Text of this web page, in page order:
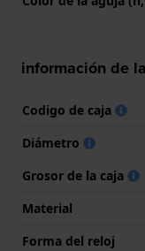
información de
Codigo de caja
Diámetro
Grosor de la caja
Material
Forma del reloj